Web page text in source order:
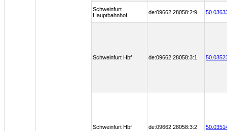
Schweinfurt
Hauptbahnhof
de:09662:28058:2:9
Schweinfurt Hbf de:09662:28058:3:1
Schweinfurt Hbf de:09662:28058:3:2